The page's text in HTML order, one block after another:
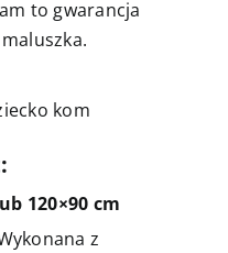
to gwarancja
120×90 cm
z